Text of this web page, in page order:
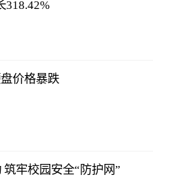
318.42%
价格暴跌
筑牢校园安全“防护网”